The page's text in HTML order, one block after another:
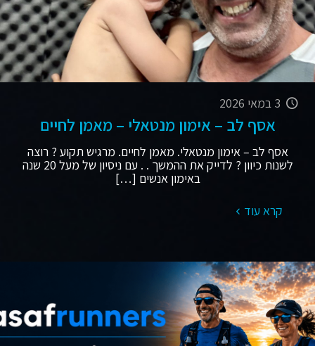
3 במאי 2026
אסף לב – אימון מנטאלי – מאמן לחיים
אסף לב – אימון מנטאלי. מאמן לחיים. מרגיש תקוע ? רוצה
לשנות כיוון ? לדייק את ההמשך . . עם ניסיון של מעל 20 שנה
באימון אנשים […]
קרא עוד